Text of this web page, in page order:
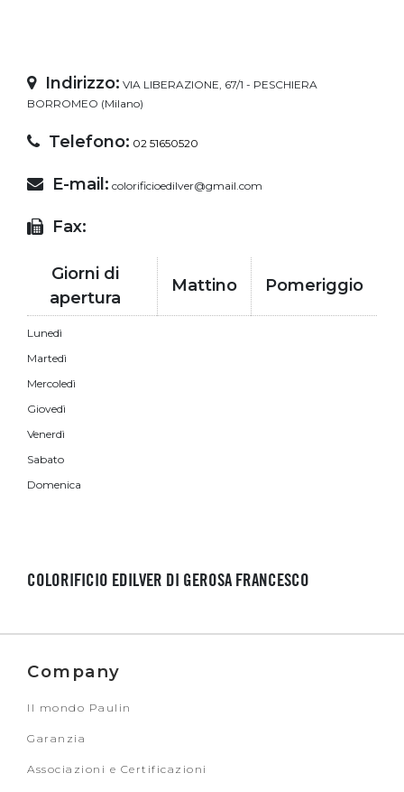
Indirizzo: VIA LIBERAZIONE, 67/1 - PESCHIERA
BORROMEO (Milano)
Telefono: 02 51650520
E-mail: colorificioedilver@gmail.com
Fax:
Giorni di
apertura
Mattino Pomeriggio
Lunedì
Martedì
Mercoledì
Giovedì
Venerdì
Sabato
Domenica
COLORIFICIO EDILVER DI GEROSA FRANCESCO
Company
Il mondo Paulin
Garanzia
Associazioni e Certificazioni